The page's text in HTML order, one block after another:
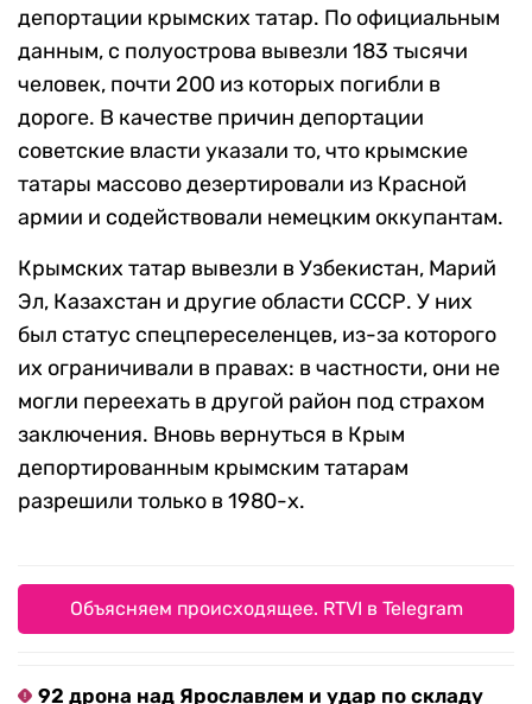
депортации крымских татар. По официальным
данным, с полуострова вывезли 183 тысячи
человек, почти 200 из которых погибли в
дороге. В качестве причин депортации
советские власти указали то, что крымские
татары массово дезертировали из Красной
армии и содействовали немецким оккупантам.
Крымских татар вывезли в Узбекистан, Марий
Эл, Казахстан и другие области СССР. У них
был статус спецпереселенцев, из-за которого
их ограничивали в правах: в частности, они не
могли переехать в другой район под страхом
заключения. Вновь вернуться в Крым
депортированным крымским татарам
разрешили только в 1980-х.
Объясняем происходящее. RTVI в Telegram
92 дрона над Ярославлем и удар по складу